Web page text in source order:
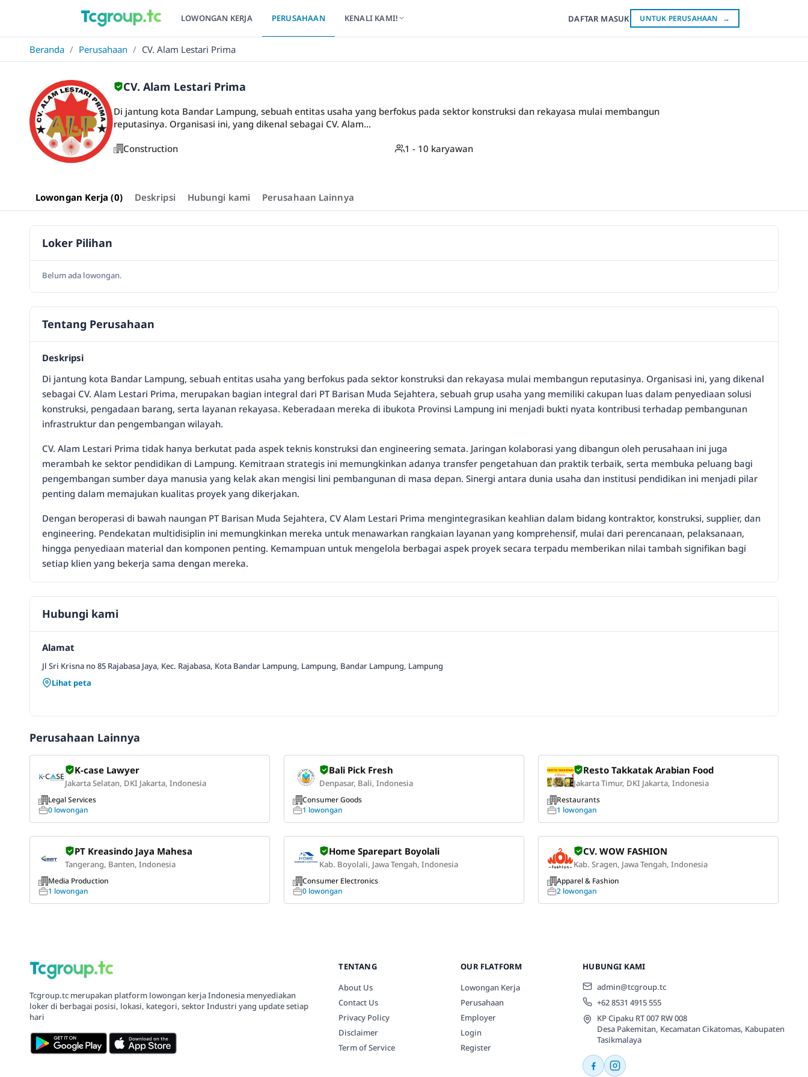
LOWONGAN KERJA PERUSAHAAN KENALI KAMI! DAFTAR MASUK UNTUK PERUSAHAAN →
Beranda / Perusahaan / CV. Alam Lestari Prima
CV. Alam Lestari Prima
Di jantung kota Bandar Lampung, sebuah entitas usaha yang berfokus pada sektor konstruksi dan rekayasa mulai membangun
reputasinya. Organisasi ini, yang dikenal sebagai CV. Alam...
Construction 1 - 10 karyawan
Lowongan Kerja (0) Deskripsi Hubungi kami Perusahaan Lainnya
Loker Pilihan
Belum ada lowongan.
Tentang Perusahaan
Deskripsi
Di jantung kota Bandar Lampung, sebuah entitas usaha yang berfokus pada sektor konstruksi dan rekayasa mulai membangun reputasinya. Organisasi ini, yang dikenal
sebagai CV. Alam Lestari Prima, merupakan bagian integral dari PT Barisan Muda Sejahtera, sebuah grup usaha yang memiliki cakupan luas dalam penyediaan solusi
konstruksi, pengadaan barang, serta layanan rekayasa. Keberadaan mereka di ibukota Provinsi Lampung ini menjadi bukti nyata kontribusi terhadap pembangunan
infrastruktur dan pengembangan wilayah.
CV. Alam Lestari Prima tidak hanya berkutat pada aspek teknis konstruksi dan engineering semata. Jaringan kolaborasi yang dibangun oleh perusahaan ini juga
merambah ke sektor pendidikan di Lampung. Kemitraan strategis ini memungkinkan adanya transfer pengetahuan dan praktik terbaik, serta membuka peluang bagi
pengembangan sumber daya manusia yang kelak akan mengisi lini pembangunan di masa depan. Sinergi antara dunia usaha dan institusi pendidikan ini menjadi pilar
penting dalam memajukan kualitas proyek yang dikerjakan.
Dengan beroperasi di bawah naungan PT Barisan Muda Sejahtera, CV Alam Lestari Prima mengintegrasikan keahlian dalam bidang kontraktor, konstruksi, supplier, dan
engineering. Pendekatan multidisiplin ini memungkinkan mereka untuk menawarkan rangkaian layanan yang komprehensif, mulai dari perencanaan, pelaksanaan,
hingga penyediaan material dan komponen penting. Kemampuan untuk mengelola berbagai aspek proyek secara terpadu memberikan nilai tambah signifikan bagi
setiap klien yang bekerja sama dengan mereka.
Hubungi kami
Alamat
Jl Sri Krisna no 85 Rajabasa Jaya, Kec. Rajabasa, Kota Bandar Lampung, Lampung, Bandar Lampung, Lampung
Lihat peta
Perusahaan Lainnya
K-case Lawyer
Jakarta Selatan, DKI Jakarta, Indonesia
Legal Services
0 lowongan
Bali Pick Fresh
Denpasar, Bali, Indonesia
Consumer Goods
1 lowongan
Resto Takkatak Arabian Food
Jakarta Timur, DKI Jakarta, Indonesia
Restaurants
1 lowongan
PT Kreasindo Jaya Mahesa
Tangerang, Banten, Indonesia
Media Production
1 lowongan
Home Sparepart Boyolali
Kab. Boyolali, Jawa Tengah, Indonesia
Consumer Electronics
0 lowongan
CV. WOW FASHION
Kab. Sragen, Jawa Tengah, Indonesia
Apparel & Fashion
2 lowongan
Tcgroup.tc merupakan platform lowongan kerja Indonesia menyediakan
loker di berbagai posisi, lokasi, kategori, sektor Industri yang update setiap
hari
TENTANG
About Us
Contact Us
Privacy Policy
Disclaimer
Term of Service
OUR FLATFORM
Lowongan Kerja
Perusahaan
Employer
Login
Register
HUBUNGI KAMI
admin@tcgroup.tc
+62 8531 4915 555
KP Cipaku RT 007 RW 008
Desa Pakemitan, Kecamatan Cikatomas, Kabupaten
Tasikmalaya